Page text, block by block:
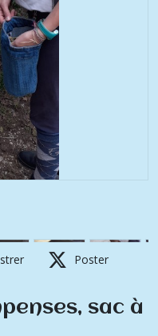
Poster
sac à